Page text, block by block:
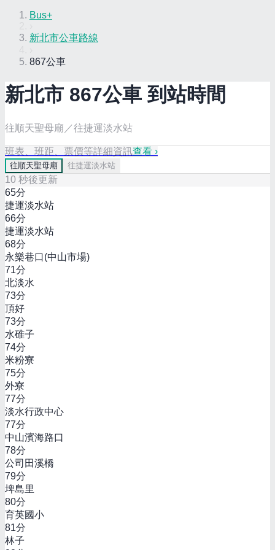
Bus+
新北市公車路線
867公車
新北市 867公車 到站時間
往順天聖母廟／往捷運淡水站
班表、班距、票價等詳細資訊查看 ›
往 順天聖母廟 往捷運淡水站
10 秒後更新
65分
捷運淡水站
66分
捷運淡水站
68分
永樂巷口(中山市場)
71分
北淡水
73分
頂好
73分
水碓子
74分
米粉寮
75分
外寮
77分
淡水行政中心
77分
中山濱海路口
78分
公司田溪橋
79分
埤島里
80分
育英國小
81分
林子